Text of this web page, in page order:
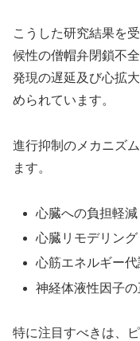
こうした研究結果を
候性の僧帽弁閉鎖不
発現の遅延及び心拡
められています。
進行抑制のメカニズ
ます。
心臓への負担軽減
心臓リモデリン
心筋エネルギー
神経体液性因子
特に注目すべきは、